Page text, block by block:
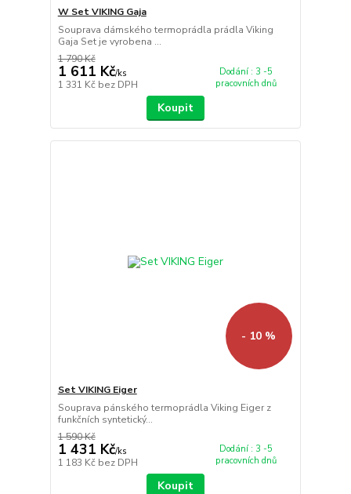
W Set VIKING Gaja
Souprava dámského termoprádla prádla Viking
Gaja Set je vyrobena ...
1 790 Kč
1 611 Kč/ks
1 331 Kč bez DPH
Dodání : 3 -5
pracovních dnů
Koupit
- 10 %
Set VIKING Eiger
Souprava pánského termoprádla Viking Eiger z
funkčních syntetický...
1 590 Kč
1 431 Kč/ks
1 183 Kč bez DPH
Dodání : 3 -5
pracovních dnů
Koupit